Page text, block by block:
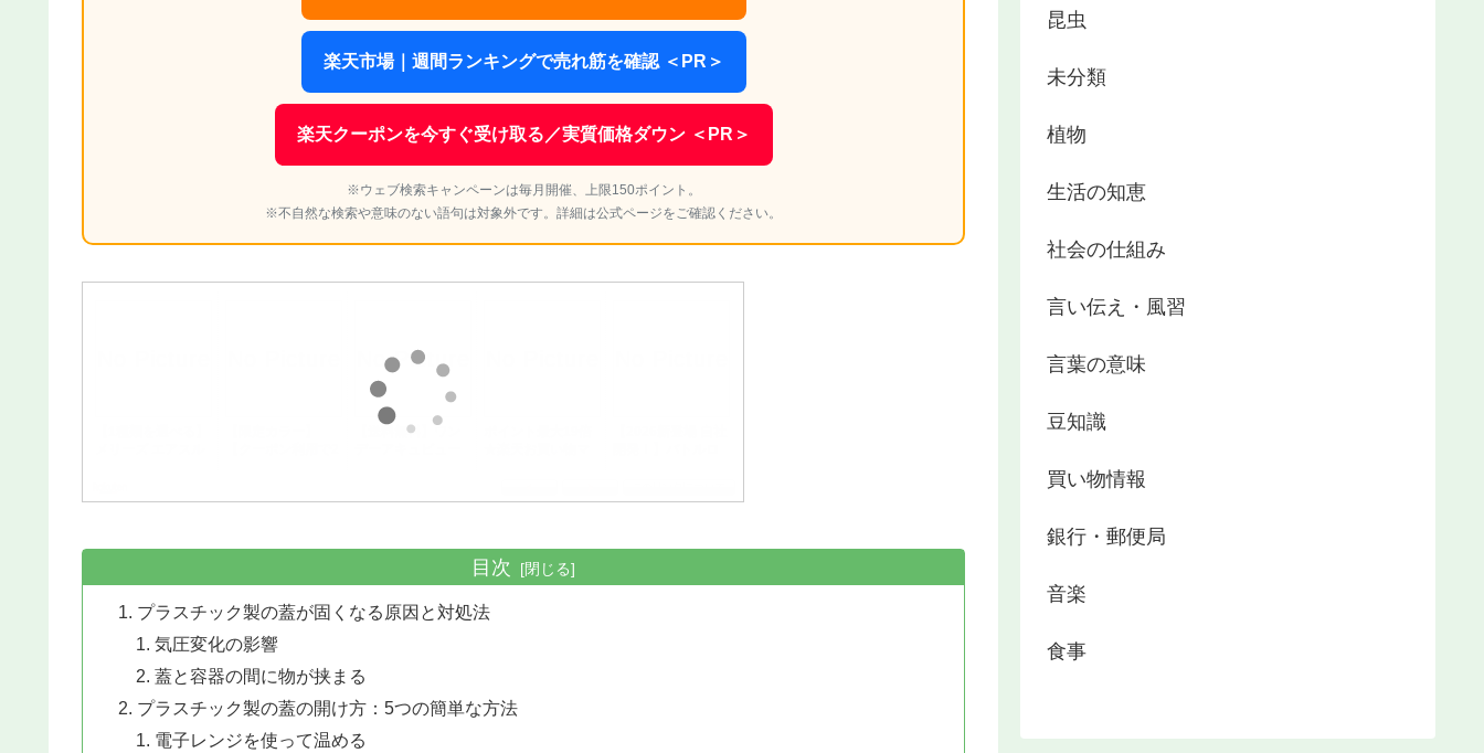
楽天市場｜週間ランキングで売れ筋を確認 ＜PR＞
楽天クーポンを今すぐ受け取る／実質価格ダウン ＜PR＞
※ウェブ検索キャンペーンは毎月開催、上限150ポイント。
※不自然な検索や意味のない語句は対象外です。詳細は公式ページをご確認ください。
目次
プラスチック製の蓋が固くなる原因と対処法
気圧変化の影響
蓋と容器の間に物が挟まる
プラスチック製の蓋の開け方：5つの簡単な方法
電子レンジを使って温める
昆虫
未分類
植物
生活の知恵
社会の仕組み
言い伝え・風習
言葉の意味
豆知識
買い物情報
銀行・郵便局
音楽
食事